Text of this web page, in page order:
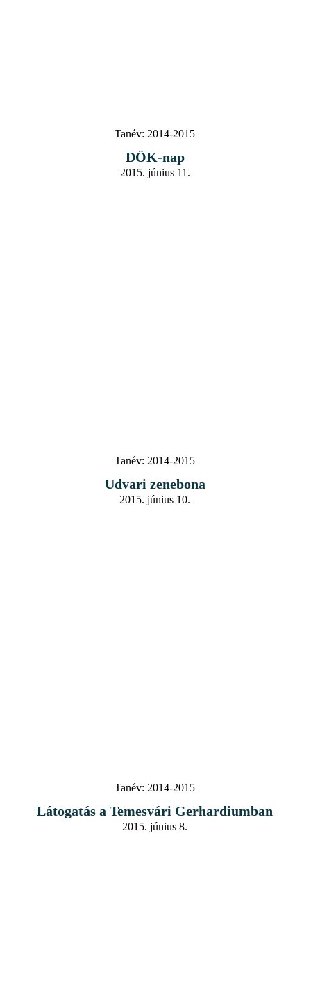
Tanév: 2014-2015
DÖK-nap
2015. június 11.
Tanév: 2014-2015
Udvari zenebona
2015. június 10.
Tanév: 2014-2015
Látogatás a Temesvári Gerhardiumban
2015. június 8.